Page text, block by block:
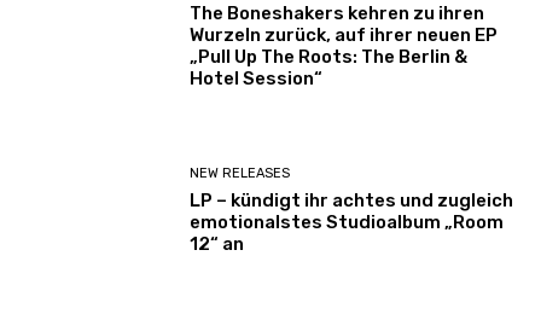
The Boneshakers kehren zu ihren
Wurzeln zurück, auf ihrer neuen EP
„Pull Up The Roots: The Berlin &
Hotel Session“
NEW RELEASES
LP – kündigt ihr achtes und zugleich
emotionalstes Studioalbum „Room
12“ an